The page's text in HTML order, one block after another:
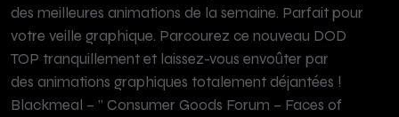
des meilleures animations de la semaine. Parfait pour
votre veille graphique. Parcourez ce nouveau DOD
TOP tranquillement et laissez-vous envoûter par
des animations graphiques totalement déjantées !
Blackmeal – ” Consumer Goods Forum – Faces of